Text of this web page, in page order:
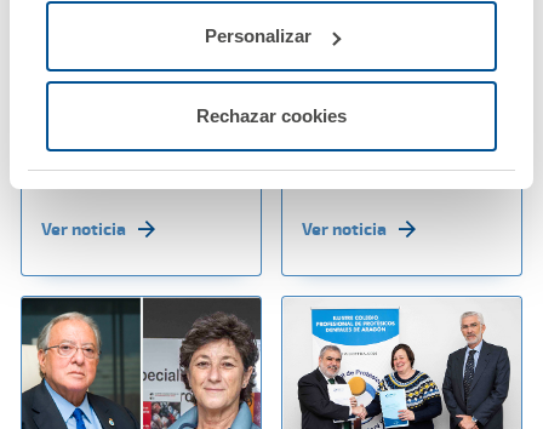
Personalizar
Rechazar cookies
Profesional de A.M.A.
fisioterapeutas de
Murcia
Ver noticia
Seguro multirriesgo
más completo para
Farmacias y
Sanitarios
Ver noticia